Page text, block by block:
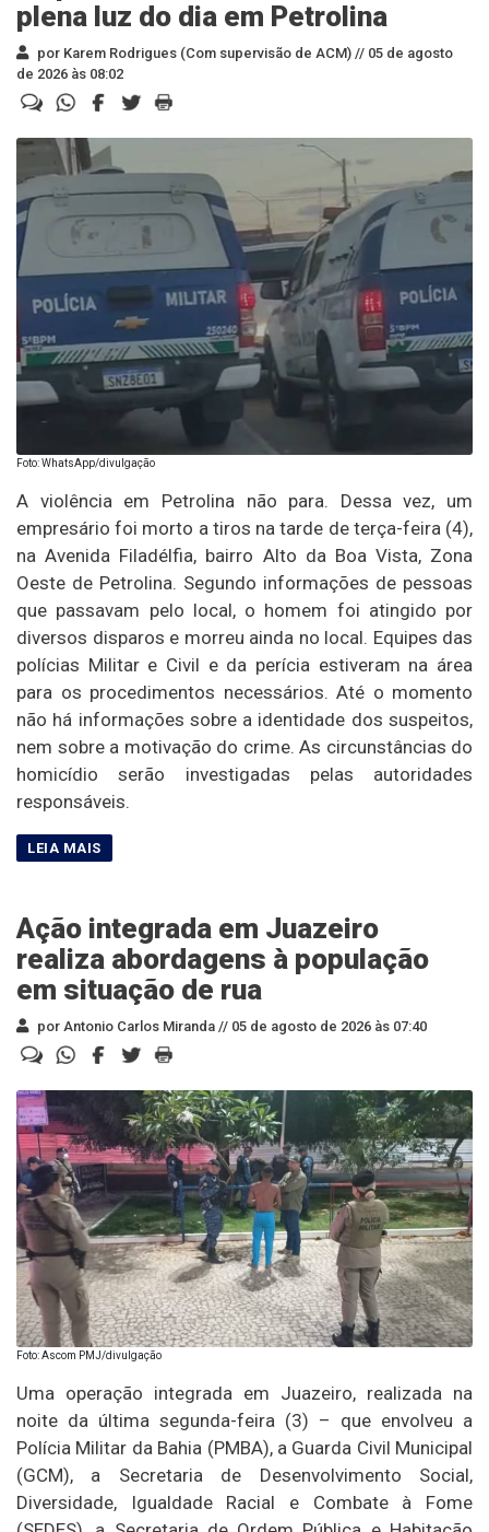
plena luz do dia em Petrolina
por Karem Rodrigues (Com supervisão de ACM) // 05 de agosto
de 2026 às 08:02
Foto: WhatsApp/divulgação
A violência em Petrolina não para. Dessa vez, um
empresário foi morto a tiros na tarde de terça-feira (4),
na Avenida Filadélfia, bairro Alto da Boa Vista, Zona
Oeste de Petrolina. Segundo informações de pessoas
que passavam pelo local, o homem foi atingido por
diversos disparos e morreu ainda no local. Equipes das
polícias Militar e Civil e da perícia estiveram na área
para os procedimentos necessários. Até o momento
não há informações sobre a identidade dos suspeitos,
nem sobre a motivação do crime. As circunstâncias do
homicídio serão investigadas pelas autoridades
responsáveis.
Ação integrada em Juazeiro
realiza abordagens à população
em situação de rua
por Antonio Carlos Miranda // 05 de agosto de 2026 às 07:40
Foto: Ascom PMJ/divulgação
Uma operação integrada em Juazeiro, realizada na
noite da última segunda-feira (3) – que envolveu a
Polícia Militar da Bahia (PMBA), a Guarda Civil Municipal
(GCM), a Secretaria de Desenvolvimento Social,
Diversidade, Igualdade Racial e Combate à Fome